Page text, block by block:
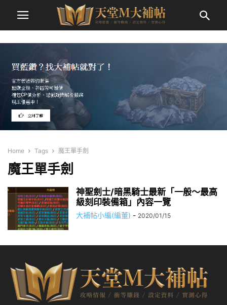
Home Tags 魔王單手劍
魔王單手劍
神聖劍士/暗黑騎士最新「一般～最高
級刻印裝備箱」內容一覽
大補帖小編(編董) - 2020/01/15